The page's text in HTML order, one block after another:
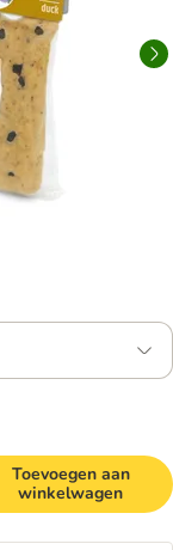
Toevoegen aan
winkelwagen